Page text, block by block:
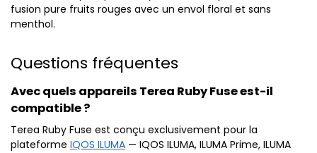
fusion pure fruits rouges avec un envol floral et sans
menthol.
Questions fréquentes
Avec quels appareils Terea Ruby Fuse est-il
compatible ?
Terea Ruby Fuse est conçu exclusivement pour la
plateforme IQOS ILUMA — IQOS ILUMA, ILUMA Prime, ILUMA